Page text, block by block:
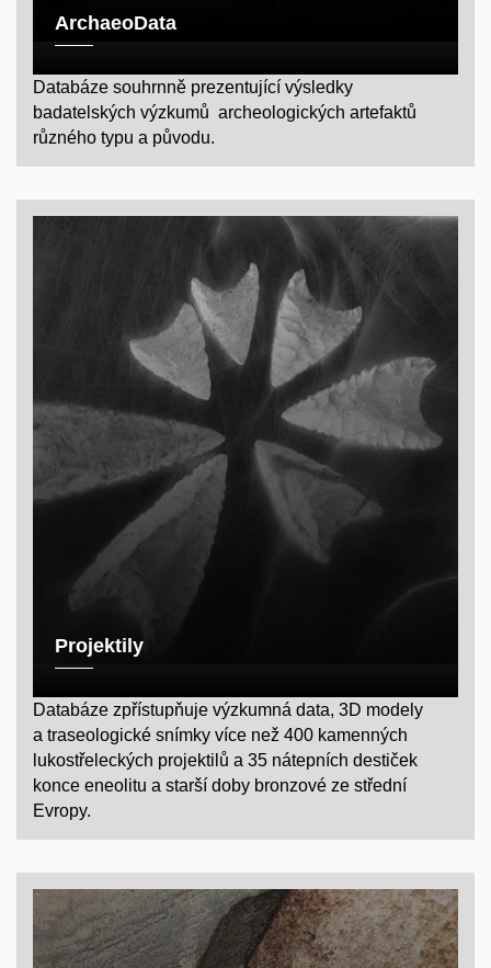
ArchaeoData
Databáze souhrnně prezentující výsledky
badatelských výzkumů archeologických artefaktů
různého typu a původu.
Projektily
Databáze zpřístupňuje výzkumná data, 3D modely
a traseologické snímky více než 400 kamenných
lukostřeleckých projektilů a 35 nátepních destiček
konce eneolitu a starší doby bronzové ze střední
Evropy.